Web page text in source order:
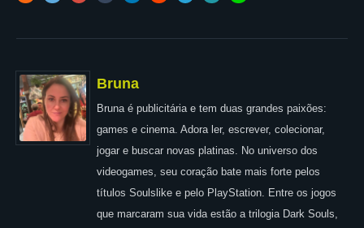
Bruna
Bruna é publicitária e tem duas grandes paixões:
games e cinema. Adora ler, escrever, colecionar,
jogar e buscar novas platinas. No universo dos
videogames, seu coração bate mais forte pelos
títulos Soulslike e pelo PlayStation. Entre os jogos
que marcaram sua vida estão a trilogia Dark Souls,